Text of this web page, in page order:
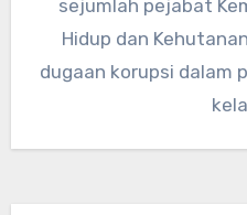
sejumlah pejabat
Hidup dan
dugaan korupsi dalam